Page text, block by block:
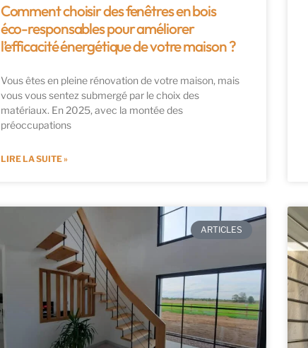
Comment choisir des fenêtres en bois
éco-responsables pour améliorer
l’efficacité énergétique de votre maison ?
Vous êtes en pleine rénovation de votre maison, mais
vous vous sentez submergé par le choix des
matériaux. En 2025, avec la montée des
préoccupations
LIRE LA SUITE »
ARTICLES